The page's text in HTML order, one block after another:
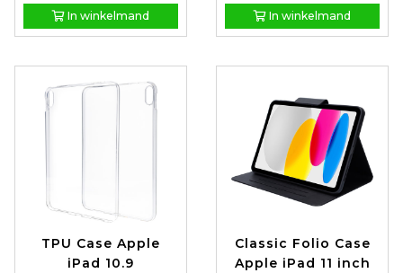
In winkelmand In winkelmand
TPU Case Apple
iPad 10.9
Classic Folio Case
Apple iPad 11 inch